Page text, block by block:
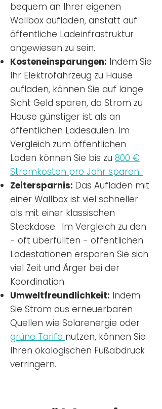
bequem an Ihrer eigenen
Wallbox aufladen, anstatt auf
öffentliche Ladeinfrastruktur
angewiesen zu sein.
Kosteneinsparungen: Indem Sie
Ihr Elektrofahrzeug zu Hause
aufladen, können Sie auf lange
Sicht Geld sparen, da Strom zu
Hause günstiger ist als an
öffentlichen Ladesäulen. Im
Vergleich zum öffentlichen
Laden können Sie bis zu 800 €
Stromkosten pro Jahr sparen.
Zeitersparnis: Das Aufladen mit
einer Wallbox ist viel schneller
als mit einer klassischen
Steckdose. Im Vergleich zu den
- oft überfüllten - öffentlichen
Ladestationen ersparen Sie sich
viel Zeit und Ärger bei der
Koordination.
Umweltfreundlichkeit: Indem
Sie Strom aus erneuerbaren
Quellen wie Solarenergie oder
grüne Tarife nutzen, können Sie
Ihren ökologischen Fußabdruck
verringern.